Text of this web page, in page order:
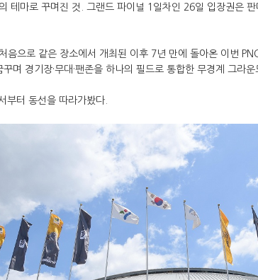
테마로 꾸며진 것. 그랜드 파이널 1일차인 26일 입장권은
음으로 같은 장소에서 개최된 이후 7년 만에 돌아온 이번
며 경기장·무대·팬존을 하나의 필드로 통합한 무경계 그라
부터 동선을 따라가봤다.